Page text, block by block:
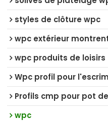
styles de clôture wpc
wpc extérieur
wpc produits de loisirs
Wpc profil pour
Profils cmp pour pot
wpc